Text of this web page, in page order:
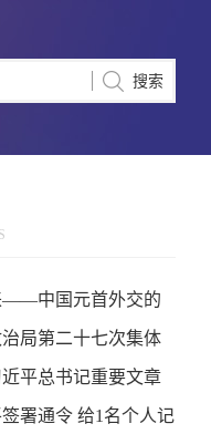
——中国元首外交的
局第二十七次集体
领 深化创新发展 高
代化
近平总书记重要文章
署通令 给1名个人记